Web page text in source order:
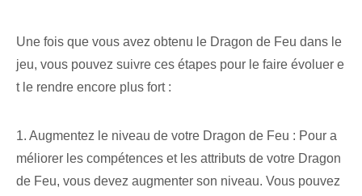
Une fois que vous avez obtenu le Dragon de Feu dans le
jeu, vous pouvez suivre ces étapes pour le faire évoluer e
t le rendre encore plus fort :
1. Augmentez le niveau de votre Dragon de Feu : Pour a
méliorer les compétences et les attributs de votre Dragon
de Feu, vous devez augmenter son niveau. Vous pouvez